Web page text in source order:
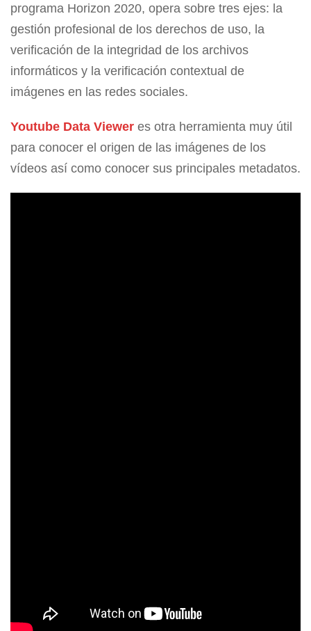
programa Horizon 2020, opera sobre tres ejes: la
gestión profesional de los derechos de uso, la
verificación de la integridad de los archivos
informáticos y la verificación contextual de
imágenes en las redes sociales.
Youtube Data Viewer es otra herramienta muy útil
para conocer el origen de las imágenes de los
vídeos así como conocer sus principales metadatos.